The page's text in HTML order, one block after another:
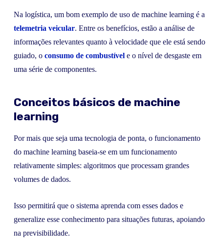
Na logística, um bom exemplo de uso de machine learning é a
telemetria veicular. Entre os benefícios, estão a análise de
informações relevantes quanto à velocidade que ele está sendo
guiado, o consumo de combustível e o nível de desgaste em
uma série de componentes.
Conceitos básicos de machine
learning
Por mais que seja uma tecnologia de ponta, o funcionamento
do machine learning baseia-se em um funcionamento
relativamente simples: algoritmos que processam grandes
volumes de dados.
Isso permitirá que o sistema aprenda com esses dados e
generalize esse conhecimento para situações futuras, apoiando
na previsibilidade.